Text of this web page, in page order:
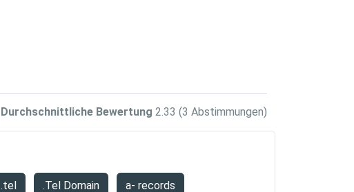
Durchschnittliche Bewertung 2.33 (3 Abstimmungen)
.tel .Tel Domain a- records